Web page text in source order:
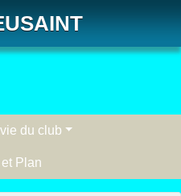
vie du club
Plan